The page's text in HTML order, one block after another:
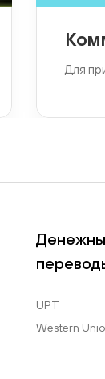
Для
UPT
Western